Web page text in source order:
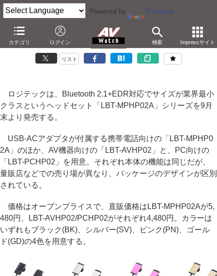
Powered by Translate
カテゴリ ログイン 検索 Impressサイト
ロジテック、重さ約9gの小型Bluetoothヘッドセット
－直販4,480円～。使用機器別に3モデル用意
リスト
ロジテックは、Bluetooth 2.1+EDR対応でサイズが業界最小
クラスというヘッドセット「LBT-MPHP02A」シリーズを9月
末より発売する。
USB-ACアダプタが付属する携帯電話向けの「LBT-MPHP0
2A」のほか、AV機器向けの「LBT-AVHP02」と、PC向けの
「LBT-PCHP02」を用意。それぞれ本体の機能は同じだが、
量販店などでの売り場が異なり、パッケージのデザインが区別
されている。
価格はオープンプライスで、直販価格はLBT-MPHP02Aが5,
480円、LBT-AVHP02/PCHP02がそれぞれ4,480円。カラーは
いずれもブラック(BK)、シルバー(SV)、ピンク(PN)、ゴール
ド(GD)の4色を用意する。